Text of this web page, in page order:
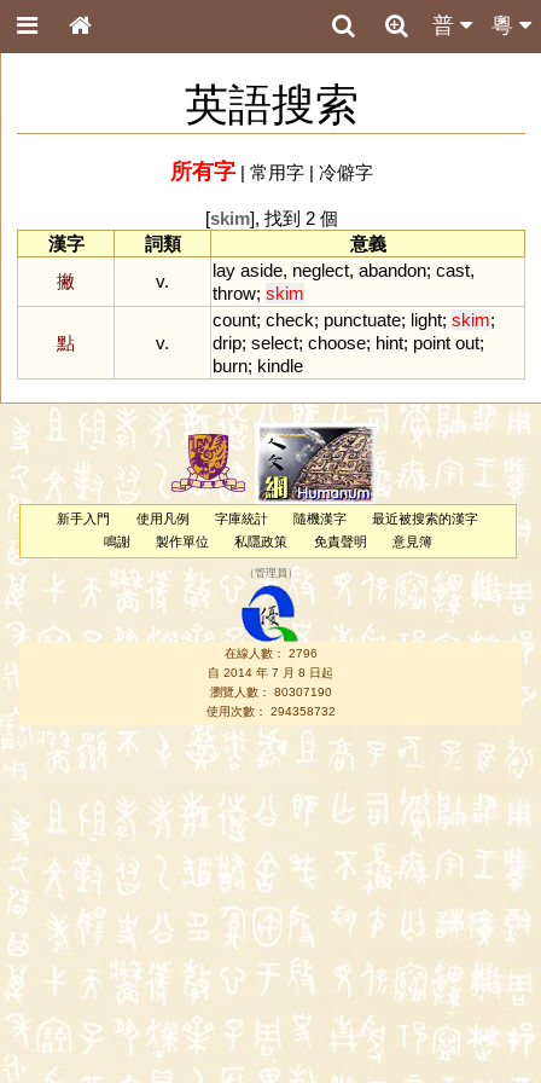
粵
普
英語搜索
所有字| 常用字| 冷僻字
[skim], 找到 2 個
漢字
詞類
意義
撇
v.
lay aside, neglect, abandon; cast,
throw; skim
點 v.
count; check; punctuate; light; skim;
drip; select; choose; hint; point out;
burn; kindle
新手入門 使用凡例 字庫統計 隨機漢字
最近被搜索的漢字
鳴謝
製作單位 私隱政策 免責聲明 意見簿
（管理員 ）
在線人數： 2796
自 2014 年 7 月 8 日起
瀏覽人數： 80307190
使用次數： 294358732